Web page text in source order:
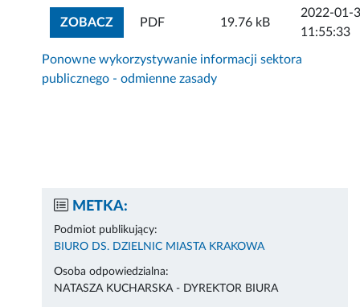
ZOBACZZOBACZ ZAŁĄCZNIK
PDF 19.76 kB
2022-01-
11:55:33
Ponowne wykorzystywanie informacji sektora
publicznego - odmienne zasady
METKA:
Podmiot publikujący:
BIURO DS. DZIELNIC MIASTA KRAKOWA
Osoba odpowiedzialna:
NATASZA KUCHARSKA - DYREKTOR BIURA